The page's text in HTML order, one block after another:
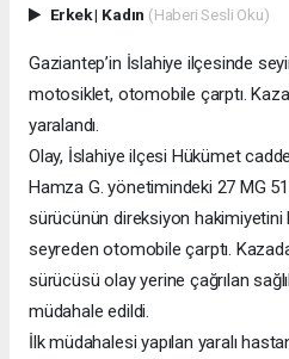
Erkek| Kadın (Haberi Sesli Oku)
Gaziantep’in İslahiye ilçesinde
motosiklet, otomobile çarptı.
yaralandı.
Olay, İslahiye ilçesi Hükümet
Hamza G. yönetimindeki 27 MG
sürücünün direksiyon
seyreden otomobile çarptı.
sürücüsü olay yerine çağrılan
müdahale edildi.
İlk müdahalesi yapılan yaralı